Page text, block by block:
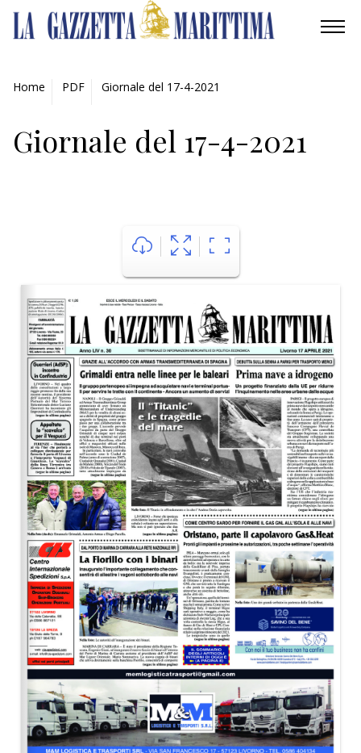
INDUSTRIA
CULTURA
NAUTICA
EDITORIALI
Home PDF Giornale del 17-4-2021
Giornale del 17-4-2021